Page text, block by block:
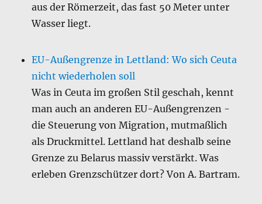
aus der Römerzeit, das fast 50 Meter unter
Wasser liegt.
EU-Außengrenze in Lettland: Wo sich Ceuta
nicht wiederholen soll
Was in Ceuta im großen Stil geschah, kennt
man auch an anderen EU-Außengrenzen -
die Steuerung von Migration, mutmaßlich
als Druckmittel. Lettland hat deshalb seine
Grenze zu Belarus massiv verstärkt. Was
erleben Grenzschützer dort? Von A. Bartram.